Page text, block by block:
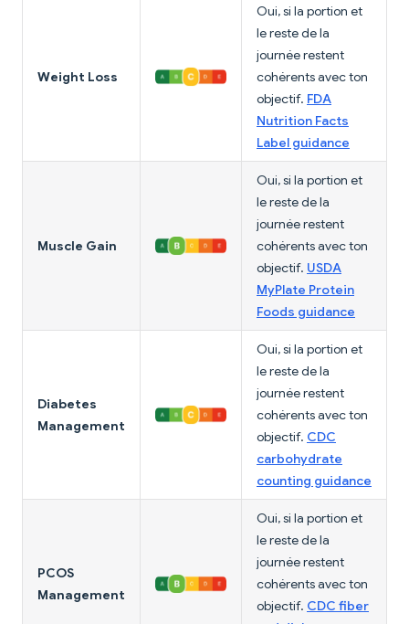
Weight Loss
Oui, si la portion et
le reste de la
journée restent
cohérents avec ton
objectif. FDA
Nutrition Facts
Label guidance
Muscle Gain
Oui, si la portion et
le reste de la
journée restent
cohérents avec ton
objectif. USDA
MyPlate Protein
Foods guidance
Diabetes
Management
Oui, si la portion et
le reste de la
journée restent
cohérents avec ton
objectif. CDC
carbohydrate
counting guidance
PCOS
Management
Oui, si la portion et
le reste de la
journée restent
cohérents avec ton
objectif. CDC fiber